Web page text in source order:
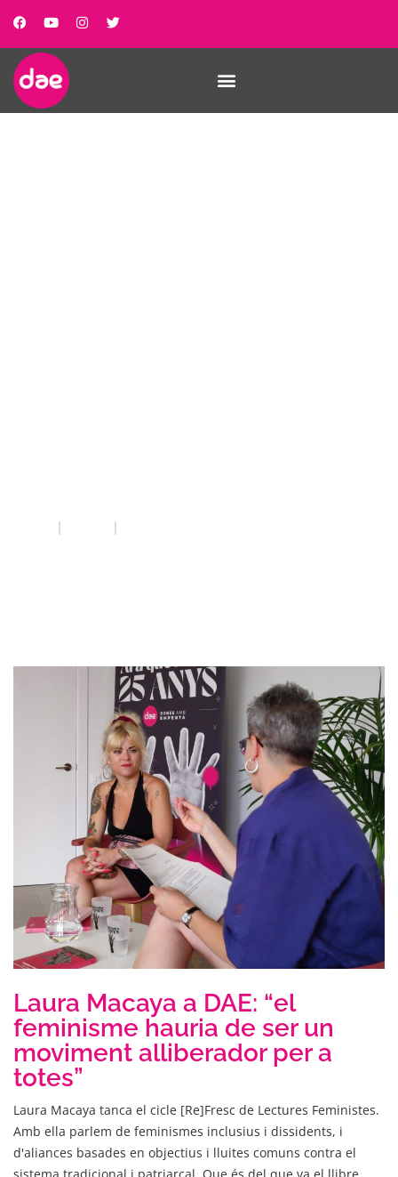
Laura Macaya a DAE: “el
feminisme hauria de ser un
moviment alliberador per a
totes”
Laura Macaya tanca el cicle [Re]Fresc de Lectures Feministes.
Amb ella parlem de feminismes inclusius i dissidents, i
d'aliances basades en objectius i lluites comuns contra el
sistema tradicional i patriarcal. Que és del que va el llibre